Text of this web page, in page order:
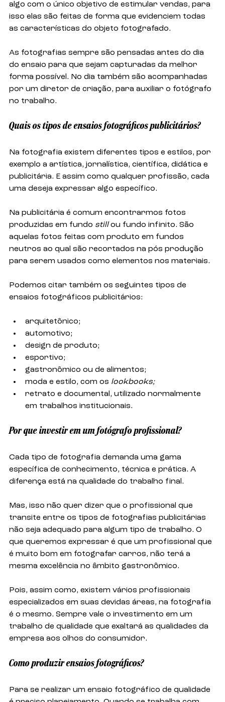
algo com o único objetivo de estimular vendas, para
isso elas são feitas de forma que evidenciem todas
as características do objeto fotografado.
As fotografias sempre são pensadas antes do dia
do ensaio para que sejam capturadas da melhor
forma possível. No dia também são acompanhadas
por um diretor de criação, para auxiliar o fotógrafo
no trabalho.
Quais os tipos de ensaios fotográficos publicitários?
Na fotografia existem diferentes tipos e estilos, por
exemplo a artística, jornalística, científica, didática e
publicitária. E assim como qualquer profissão, cada
uma deseja expressar algo específico.
Na publicitária é comum encontrarmos fotos
produzidas em fundo still ou fundo infinito. São
aquelas fotos feitas com produto em fundos
neutros ao qual são recortados na pós produção
para serem usados como elementos nos materiais.
Podemos citar também os seguintes tipos de
ensaios fotográficos publicitários:
arquitetônico;
automotivo;
design de produto;
esportivo;
gastronômico ou de alimentos;
moda e estilo, com os lookbooks;
retrato e documental, utilizado normalmente
em trabalhos institucionais.
Por que investir em um fotógrafo profissional?
Cada tipo de fotografia demanda uma gama
específica de conhecimento, técnica e prática. A
diferença está na qualidade do trabalho final.
Mas, isso não quer dizer que o profissional que
transite entre os tipos de fotografias publicitárias
não seja adequado para algum tipo de trabalho. O
que queremos expressar é que um profissional que
é muito bom em fotografar carros, não terá a
mesma excelência no âmbito gastronômico.
Pois, assim como, existem vários profissionais
especializados em suas devidas áreas, na fotografia
é o mesmo. Sempre vale o investimento em um
trabalho de qualidade que exaltará as qualidades da
empresa aos olhos do consumidor.
Como produzir ensaios fotográficos?
Para se realizar um ensaio fotográfico de qualidade